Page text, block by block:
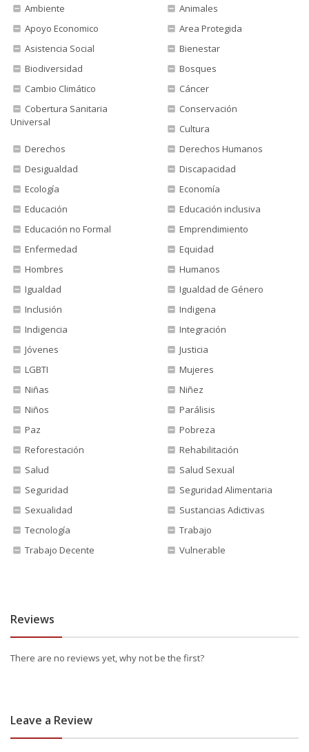
Ambiente
Animales
Apoyo Economico
Area Protegida
Asistencia Social
Bienestar
Biodiversidad
Bosques
Cambio Climático
Cáncer
Cobertura Sanitaria
Universal
Conservación
Cultura
Derechos
Derechos Humanos
Desigualdad
Discapacidad
Ecología
Economía
Educación
Educación inclusiva
Educación no Formal
Emprendimiento
Enfermedad
Equidad
Hombres
Humanos
Igualdad
Igualdad de Género
Inclusión
Indigena
Indigencia
Integración
Jóvenes
Justicia
LGBTI
Mujeres
Niñas
Niñez
Niños
Parálisis
Paz
Pobreza
Reforestación
Rehabilitación
Salud
Salud Sexual
Seguridad
Seguridad Alimentaria
Sexualidad
Sustancias Adictivas
Tecnología
Trabajo
Trabajo Decente
Vulnerable
Reviews
There are no reviews yet, why not be the first?
Leave a Review